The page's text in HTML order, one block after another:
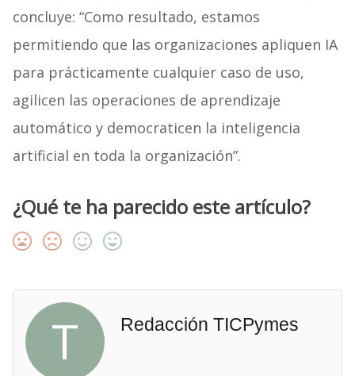
concluye: “Como resultado, estamos
permitiendo que las organizaciones apliquen IA
para prácticamente cualquier caso de uso,
agilicen las operaciones de aprendizaje
automático y democraticen la inteligencia
artificial en toda la organización”.
¿Qué te ha parecido este artículo?
T Redacción TICPymes